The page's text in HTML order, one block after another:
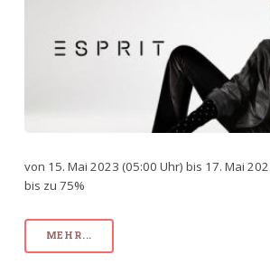
von 15. Mai 2023 (05:00 Uhr) bis 17. Mai
bis zu 75%
MEHR...